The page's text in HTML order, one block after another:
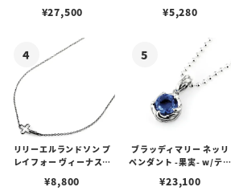
¥27,500 ¥5,280
リリーエルランドソン プ
レイフォー ヴィーナスチ
¥8,800
ブラッディマリー ネッリ
ペンダント -果実- w/ティ
¥23,100